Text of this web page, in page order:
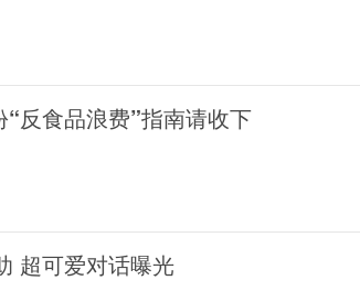
反食品浪费”指南请收下
超可爱对话曝光